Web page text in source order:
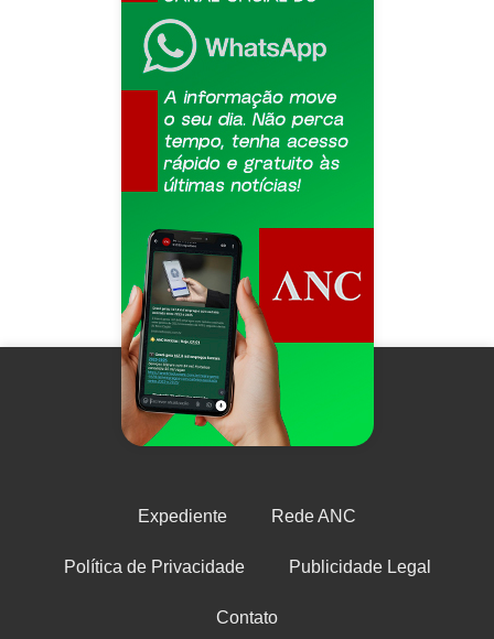
Expediente Rede ANC
Política de Privacidade Publicidade Legal
Contato